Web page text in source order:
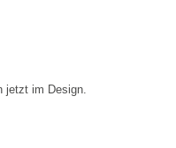
jetzt im Design.